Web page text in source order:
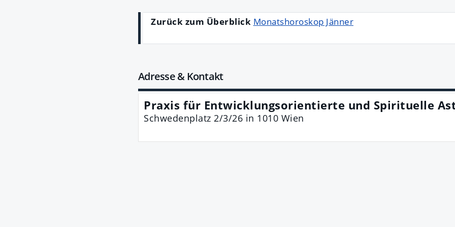
Zurück zum Überblick Monatshoroskop Jänner
Adresse & Kontakt
Praxis für Entwicklungsorientierte und Spirituelle
Schwedenplatz 2/3/26 in 1010 Wien